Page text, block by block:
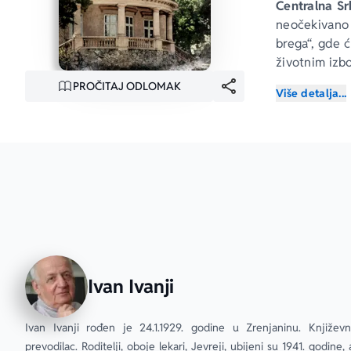
PROČITAJ ODLOMAK
Centralna
brega“, gde
životnim
Dedinje.
ljubav
Uzimajući
uzbudljivu
obzira na
„Ovo je
pojedinačne
Više detalja...
Ivan Ivanji
Ivan Ivanji rođen je 24.1.1929. godine u Zrenjaninu.
prevodilac. Roditelji, oboje lekari, Jevreji, ubijeni su 1941. godine,